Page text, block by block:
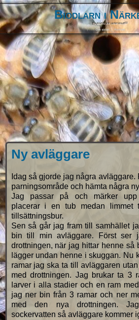
Biodlarn i
Biodling är livskvalitet
Om sidan Kontakt
Ny avläggare
Idag så gjorde jag några avläggare.
parningsområde och hämta några
Jag passar på och märker upp
placerar i en tub medan limmet
tillsättningsbur.
Sen så går jag fram till samhället
bin till min avläggare. Först ser
drottningen, när jag hittar henne så
lägger undan henne i skuggan. Nu
ramar jag ska ta till avläggaren
med drottningen. Jag brukar ta 3
larver i alla stadier och en ram
jag ner bin från 3 ramar och ner
med den nya drottningen.
sockervatten så avläggare kommer